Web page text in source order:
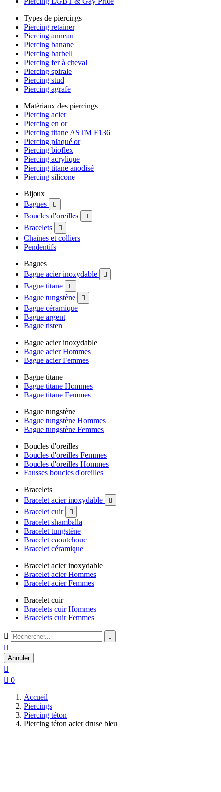
Types de piercings
Piercing retainer
Piercing anneau
Piercing banane
Piercing barbell
Piercing fer à cheval
Piercing spirale
Piercing stud
Piercing agrafe
Matériaux des piercings
Piercing acier
Piercing en or
Piercing titane ASTM F136
Piercing plaqué or
Piercing bioflex
Piercing acrylique
Piercing titane anodisé
Piercing silicone
Bijoux
Bagues

Boucles d'oreilles 
Bracelets 
Chaînes et colliers
Pendentifs
Bagues
Bague acier inoxydable

Bague titane 
Bague tungstène 
Bague céramique
Bague argent
Bague tisten
Bague acier inoxydable
Bague acier Hommes
Bague acier Femmes
Bague titane
Bague titane Hommes
Bague titane Femmes
Bague tungstène
Bague tungstène Hommes
Bague tungstène Femmes
Boucles d'oreilles
Boucles d'oreilles Femmes
Boucles d'oreilles Hommes
Fausses boucles d'oreilles
Bracelets
Bracelet acier inoxydable

Bracelet cuir 
Bracelet shamballa
Bracelet tungstène
Bracelet caoutchouc
Bracelet céramique
Bracelet acier inoxydable
Bracelet acier Hommes
Bracelet acier Femmes
Bracelet cuir
Bracelets cuir Hommes
Bracelets cuir Femmes
 

Annuler

 0
Accueil
Piercings
Piercing téton
Piercing téton acier druse bleu